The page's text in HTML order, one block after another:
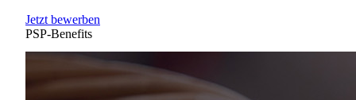
Jetzt bewerben
PSP-Benefits